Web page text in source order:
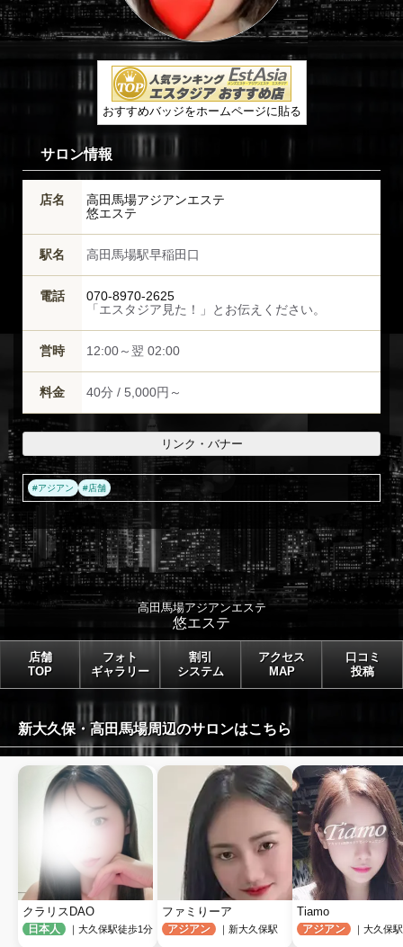
おすすめバッジをホームページに貼る
サロン情報
店名
高田馬場アジアンエステ
悠エステ
駅名 高田馬場駅早稲田口
電話
070-8970-2625
「エスタジア見た！」とお伝えください。
営時 12:00～翌 02:00
料金 40分 / 5,000円～
リンク・バナー
#アジアン #店舗
高田馬場アジアンエステ
悠エステ
店舗
TOP
フォト
ギャラリー
割引
システム
アクセス
MAP
口コミ
投稿
新大久保・高田馬場周辺のサロンはこちら
クラリスDAO
日本人 ｜大久保駅徒歩1分
ファミりーア
アジアン ｜新大久保駅
Tiamo
アジアン ｜大久保